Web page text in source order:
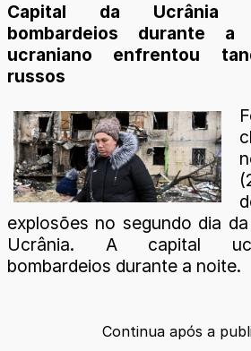
Capital da Ucrânia
bombardeios durante a
ucraniano enfrentou
russos
explosões no segundo dia
Ucrânia. A capital
bombardeios durante a noite.
Continua após a